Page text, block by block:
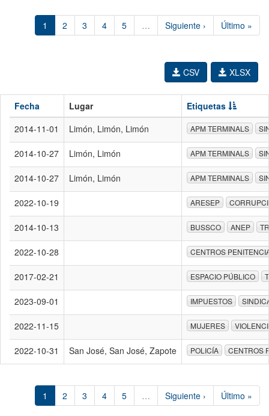
1 2 3 4 5 … Siguiente › Último »
XLSX
CSV
Fecha Lugar
Etiquetas
2014-11-01
Limón, Limón, Limón APM TERMINALS
2014-10-27 Limón, Limón APM TERMINALS
2014-10-27 Limón, Limón APM TERMINALS
2022-10-19 ARESEP
2014-10-13 BUSSCO ANEP
2022-10-28 CENTROS
2017-02-21 ESPACIO PÚBLICO
2023-09-01 IMPUESTOS
2022-11-15 MUJERES
2022-10-31 San José, San José, Zapote POLICÍA CENTROS
1 2 3 4 5 … Siguiente › Último »